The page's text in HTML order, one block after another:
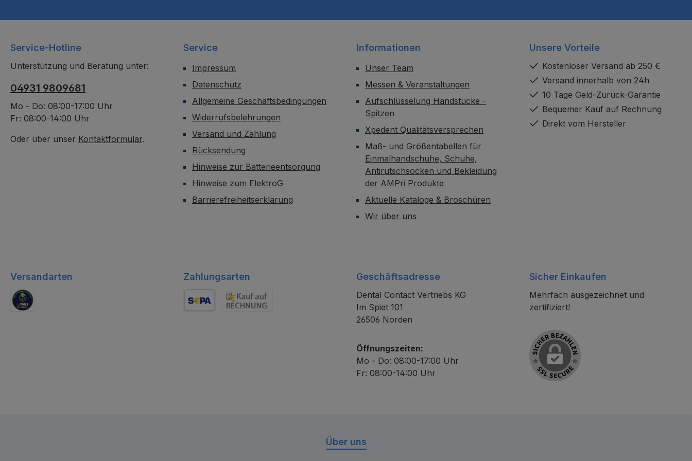
Service-Hotline
Unterstützung und Beratung unter:
04931 9809681
Mo - Do: 08:00-17:00 Uhr
Fr: 08:00-14:00 Uhr
Oder über unser Kontaktformular.
Service
Impressum
Datenschutz
Allgemeine Geschäftsbedingungen
Widerrufsbelehrungen
Versand und Zahlung
Rücksendung
Hinweise zur Batterieentsorgung
Hinweise zum ElektroG
Barrierefreiheitserklärung
Informationen
Unser Team
Messen & Veranstaltungen
Aufschlüsselung Handstücke -
Spitzen
Xpedent Qualitätsversprechen
Maß- und Größentabellen für
Einmalhandschuhe, Schuhe,
Antirutschsocken und Bekleidung
der AMPri Produkte
Aktuelle Kataloge & Broschüren
Wir über uns
Unsere Vorteile
Kostenloser Versand ab 250 €
Versand innerhalb von 24h
10 Tage Geld-Zurück-Garantie
Bequemer Kauf auf Rechnung
Direkt vom Hersteller
Versandarten Zahlungsarten Geschäftsadresse
Dental Contact Vertriebs KG
Im Spiet 101
26506 Norden
Öffnungszeiten:
Mo - Do: 08:00-17:00 Uhr
Fr: 08:00-14:00 Uhr
Sicher Einkaufen
Mehrfach ausgezeichnet und
zertifiziert!
Über uns